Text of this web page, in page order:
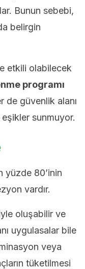
Bunun sebebi,
belirgin
etkili olabilecek
programı
de güvenlik alanı
sunmuyor.
yüzde 80’inin
vardır.
oluşabilir ve
uygulasalar bile
veya
tüketilmesi